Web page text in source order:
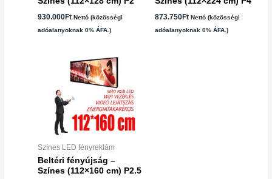
930.000Ft Nettó (közösségi
adóalanyoknak 0% ÁFA.)
873.750Ft Nettó (közösségi
adóalanyoknak 0% ÁFA.)
Színes LED fényreklám
Beltéri fényújság –
Színes (112×160 cm) P2.5